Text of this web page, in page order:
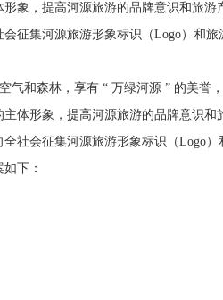
象，提高河源旅游的品牌意识和旅游
征集河源旅游形象标识（Logo）和旅
气和森林，享有 “ 万绿河源 ” 的美誉
体形象，提高河源旅游的品牌意识和
社会征集河源旅游形象标识（Logo）
下：